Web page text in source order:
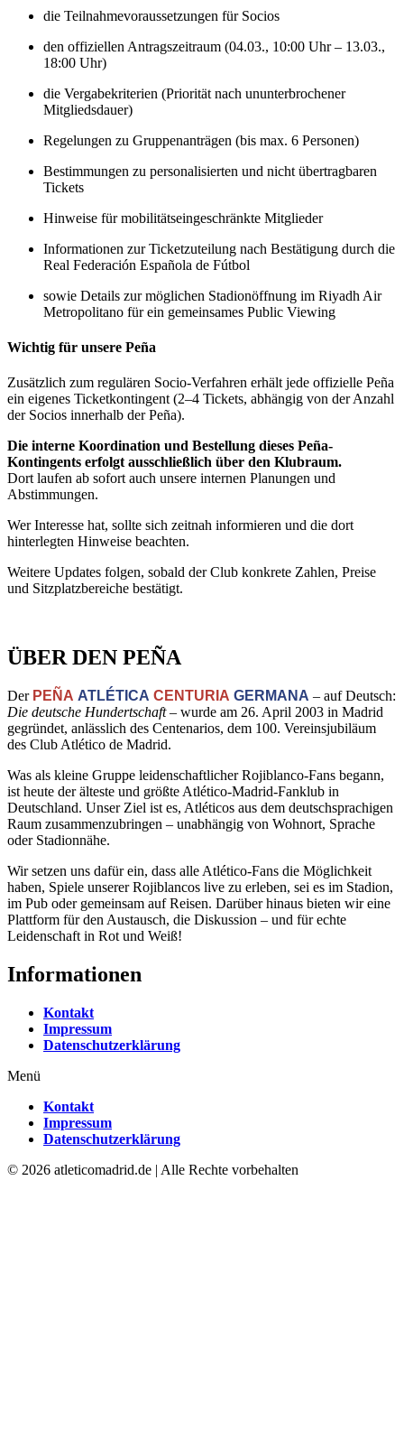
die Teilnahmevoraussetzungen für Socios
den offiziellen Antragszeitraum (04.03., 10:00 Uhr – 13.03.,
18:00 Uhr)
die Vergabekriterien (Priorität nach ununterbrochener
Mitgliedsdauer)
Regelungen zu Gruppenanträgen (bis max. 6 Personen)
Bestimmungen zu personalisierten und nicht übertragbaren
Tickets
Hinweise für mobilitätseingeschränkte Mitglieder
Informationen zur Ticketzuteilung nach Bestätigung durch die
Real Federación Española de Fútbol
sowie Details zur möglichen Stadionöffnung im Riyadh Air
Metropolitano für ein gemeinsames Public Viewing
Wichtig für unsere Peña
Zusätzlich zum regulären Socio-Verfahren erhält jede offizielle Peña
ein eigenes Ticketkontingent (2–4 Tickets, abhängig von der Anzahl
der Socios innerhalb der Peña).
Die interne Koordination und Bestellung dieses Peña-
Kontingents erfolgt ausschließlich über den Klubraum.
Dort laufen ab sofort auch unsere internen Planungen und
Abstimmungen.
Wer Interesse hat, sollte sich zeitnah informieren und die dort
hinterlegten Hinweise beachten.
Weitere Updates folgen, sobald der Club konkrete Zahlen, Preise
und Sitzplatzbereiche bestätigt.
ÜBER DEN PEÑA
Der PEÑA ATLÉTICA CENTURIA GERMANA – auf Deutsch:
Die deutsche Hundertschaft– wurde am 26. April 2003 in Madrid
gegründet, anlässlich des Centenarios, dem 100. Vereinsjubiläum
des Club Atlético de Madrid.
Was als kleine Gruppe leidenschaftlicher Rojiblanco-Fans begann,
ist heute der älteste und größte Atlético-Madrid-Fanklub in
Deutschland. Unser Ziel ist es, Atléticos aus dem deutschsprachigen
Raum zusammenzubringen – unabhängig von Wohnort, Sprache
oder Stadionnähe.
Wir setzen uns dafür ein, dass alle Atlético-Fans die Möglichkeit
haben, Spiele unserer Rojiblancos live zu erleben, sei es im Stadion,
im Pub oder gemeinsam auf Reisen. Darüber hinaus bieten wir eine
Plattform für den Austausch, die Diskussion – und für echte
Leidenschaft in Rot und Weiß!
Informationen
Kontakt
Impressum
Datenschutzerklärung
Menü
Kontakt
Impressum
Datenschutzerklärung
© 2026 atleticomadrid.de | Alle Rechte vorbehalten